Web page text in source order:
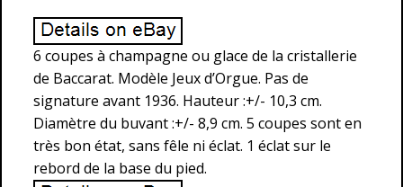
6 coupes à champagne ou glace de la cristallerie
de Baccarat. Modèle Jeux d’Orgue. Pas de
signature avant 1936. Hauteur :+/- 10,3 cm.
Diamètre du buvant :+/- 8,9 cm. 5 coupes sont en
très bon état, sans fêle ni éclat. 1 éclat sur le
rebord de la base du pied.